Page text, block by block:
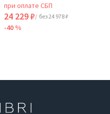
при оплате СБП
24 229 ₽/ без 24 978 ₽
-40 %